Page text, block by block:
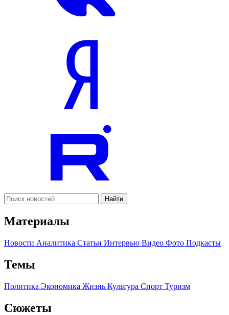
Найти
Материалы
Новости Аналитика Статьи Интервью Видео Фото Подкасты
Темы
Политика Экономика Жизнь Культура Спорт Туризм
Сюжеты